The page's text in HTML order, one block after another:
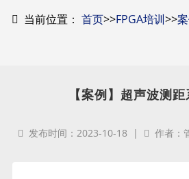
当前位置：首页>>FPGA培训>>
【案例】超声波测
发布时间：2023-10-18 | 作者：